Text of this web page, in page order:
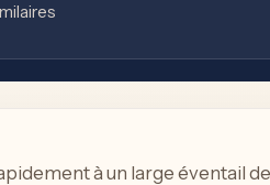
à un large éventail